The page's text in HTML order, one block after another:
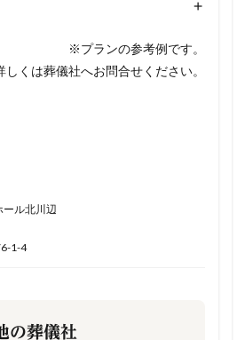
+
※プランの参考例です。
しくは葬儀社へお問合せください。
ル北川辺
1-4
の葬儀社